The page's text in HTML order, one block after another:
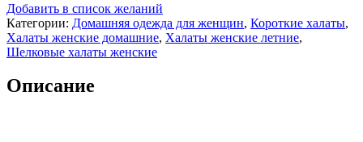
Добавить в список желаний
Категории: Домашняя одежда для женщин, Короткие халаты,
Халаты женские домашние, Халаты женские летние,
Шелковые халаты женские
Описание